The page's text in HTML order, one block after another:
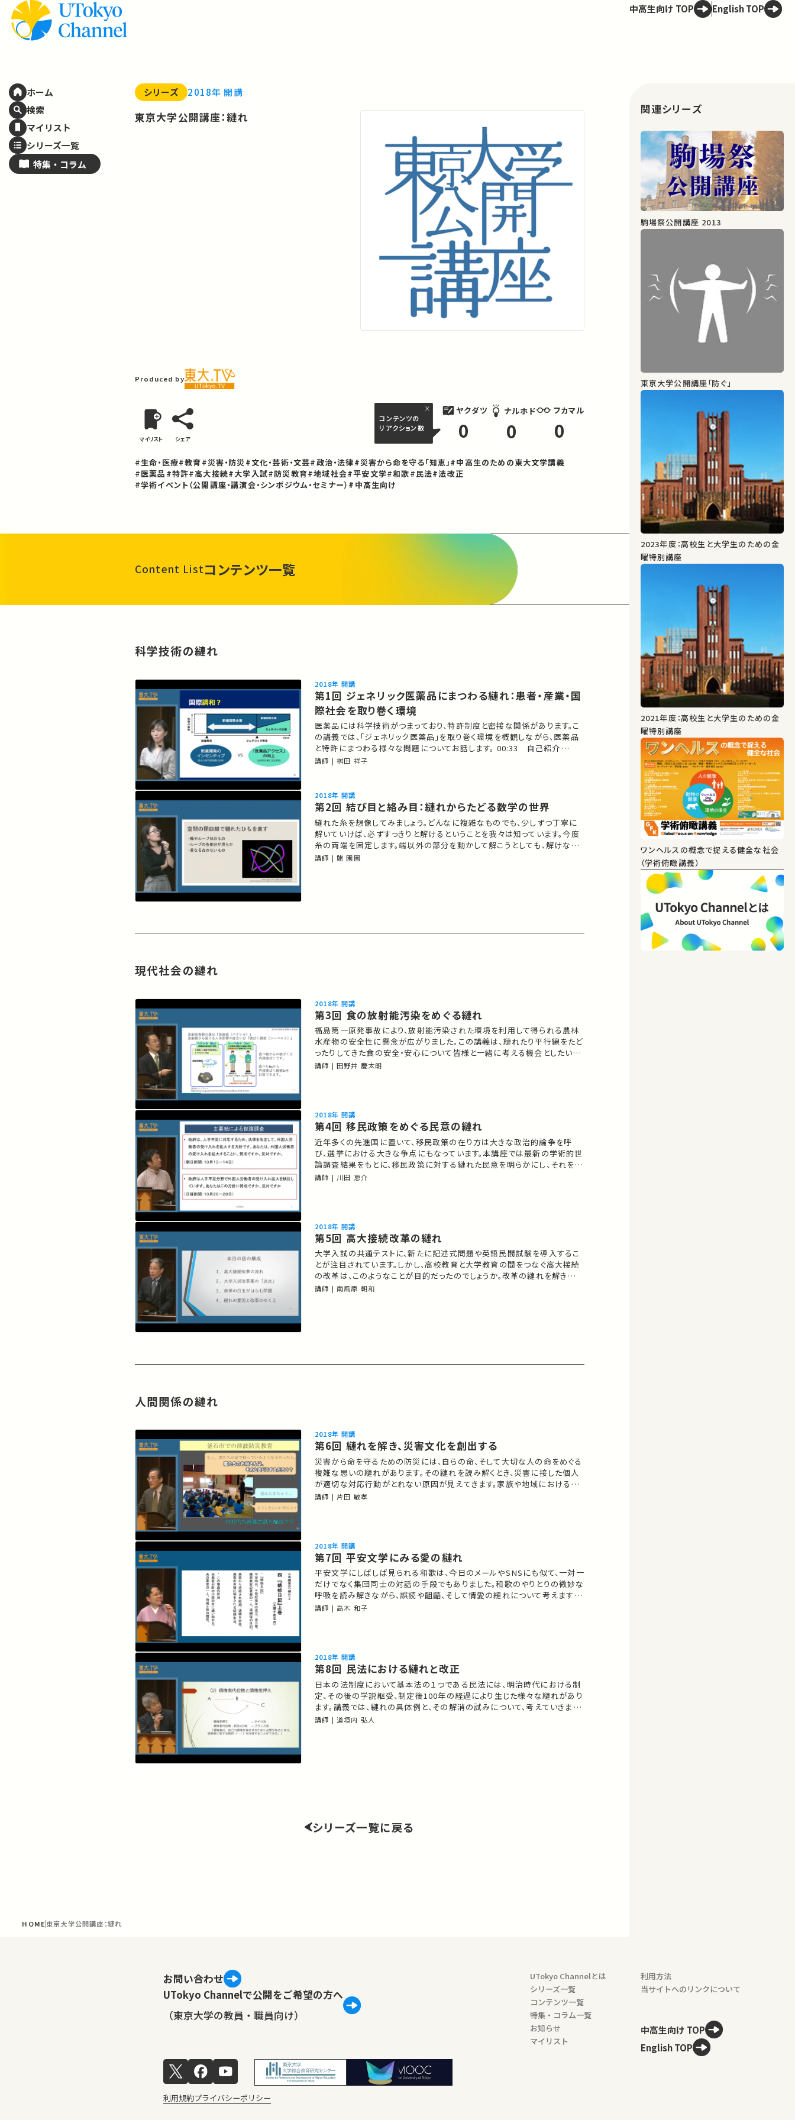
ホーム
検索
マイリスト
シリーズ一覧
特集・ コラム
中高生向け TOP English TOP
シリーズ 2018年 開講
東京大学公開講座：縺れ
Produced by
マイリスト シェア
コンテンツの
リアクション数
ヤクダツ
0
ナルホド
0
フカマル
0
#生命・医療#教育#災害・防災#文化・芸術・文芸#政治・法律#災害から命を守る「知恵」#中高生のための東大文学講義
#医薬品 #特許#高大接続#大学入試#防災教育#地域社会#平安文学#和歌#民法#法改正
#学術イベント（公開講座・講演会・シンポジウム・セミナー） #中高生向け
Content Listコンテンツ一覧
科学技術の縺れ
2018年 開講
第1回 ジェネリック医薬品にまつわる縺れ：患者・産業・国
際社会を取り巻く環境
医薬品には科学技術がつまっており、特許制度と密接な関係があります。こ
の講義では、「ジェネリック医薬品」を取り巻く環境を概観しながら、医薬品
と特許にまつわる様々な問題についてお話します。 00:33 自己紹介
03:26 医薬品は「縺れ」だらけ？！ 15:07 新薬開発にはお金と時間がか
講師 | 桝田 祥子
2018年 開講
第2回 結び目と絡み目：縺れからたどる数学の世界
縫れた糸を想像してみましょう。どんなに複雑なものでも、少しずつ丁寧に
解いていけば、必ずすっきりと解けるということを我々は知っています。今度
糸の両端を固定します。端以外の部分を動かして解こうとしても、解けない
場合があります。端が固定された糸はいつ解けるか、解けない糸を“分類”で
講師 | 鮑 園園
現代社会の縺れ
2018年 開講
第3回 食の放射能汚染をめぐる縺れ
福島第一原発事故により、放射能汚染された環境を利用して得られる農林
水産物の安全性に懸念が広がりました。この講義は、縺れたり平行線をたど
ったりしてきた食の安全・安心について皆様と一緒に考える機会としたいと
思います。 02:05 原発事故を想定してください。 07:18 原発事故への３つの
講師 | 田野井 慶太朗
2018年 開講
第4回 移民政策をめぐる民意の縺れ
近年多くの先進国に置いて、移民政策の在り方は大きな政治的論争を呼
び、選挙における大きな争点にもなっています。本講座では最新の学術的世
論調査結果をもとに、移民政策に対する縺れた民意を明らかにし、それを解
きほぐすさまざまな分析を紹介します。 01:45 主要紙による世論調査
講師 | 川田 恵介
2018年 開講
第5回 高大接続改革の縺れ
大学入試の共通テストに、新たに記述式問題や英語民間試験を導入するこ
とが注目されています。しかし、高校教育と大学教育の間をつなぐ高大接続
の改革は、このようなことが目的だったのでしょうか。改革の縺れを解きほぐ
し、今後を展望します。 01:28 高大接続改革の流れ 07:00 支流としての英
講師 | 南風原 朝和
人間関係の縺れ
2018年 開講
第6回 縺れを解き、災害文化を創出する
災害から命を守るための防災には、自らの命、そして大切な人の命をめぐる
複雑な思いの縺れがあります。その縺れを読み解くとき、災害に接した個人
が適切な対応行動がとれない原因が見えてきます。家族や地域における人
間関係の縺れを読み解き、災害に強い社会のあり方を考えます。 01:11 多
講師 | 片田 敏孝
2018年 開講
第7回 平安文学にみる愛の縺れ
平安文学にしばしば見られる和歌は、今日のメールやSNSにも似て、一対一
だけでなく集団同士の対話の手段でもありました。和歌のやりとりの微妙な
呼吸を読み解きながら、誤読や齟齬、そして情愛の縺れについて考えます。
01:35 「縺れ」とは何か？ 10:37 歌の代作に関わる縺れ 24:40 三角関係
講師 | 高木 和子
2018年 開講
第8回 民法における縺れと改正
日本の法制度において基本法の１つである民法には、明治時代における制
定、その後の学説継受、制定後100年の経過により生じた様々な縺れがあり
ます。講義では、縺れの具体例と、その解消の試みについて、考えていきます。
01:31 はじめに 04:35 準備作業 09:17 伝統的な社会と近代的な法との間
講師 | 道垣内 弘人
シリーズ一覧に戻る
HOME東京大学公開講座：縺れ
関連シリーズ
駒場祭公開講座 2013
東京大学公開講座「防ぐ」
2023年度：高校生と大学生のための金
曜特別講座
2021年度：高校生と大学生のための金
曜特別講座
ワンヘルスの概念で捉える健全な社会
（学術俯瞰講義）
お問い合わせ
UTokyo Channelで公開をご希望の方へ
（東京大学の教員・職員向け）
UTokyo Channelとは
シリーズ一覧
コンテンツ一覧
特集・コラム一覧
お知らせ
マイリスト
利用方法
当サイトへのリンクについて
中高生向け TOP
English TOP
利用規約プライバシーポリシー